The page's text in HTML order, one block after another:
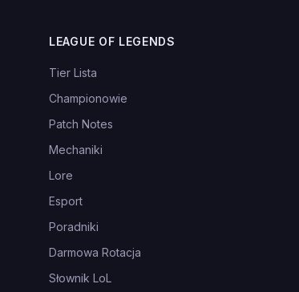
LEAGUE OF LEGENDS
Tier Lista
Championowie
Patch Notes
Mechaniki
Lore
Esport
Poradniki
Darmowa Rotacja
Słownik LoL